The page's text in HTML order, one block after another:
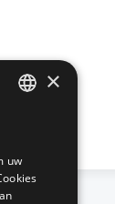
×
uw